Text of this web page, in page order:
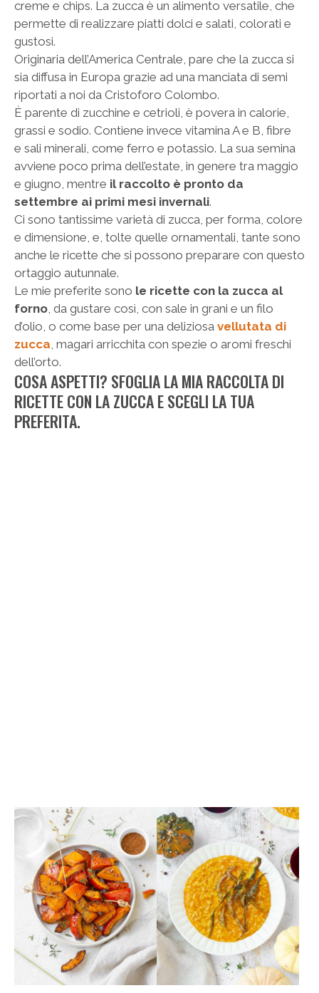
creme e chips. La zucca è un alimento versatile, che
permette di realizzare piatti dolci e salati, colorati e
gustosi.
Originaria dell’America Centrale, pare che la zucca si
sia diffusa in Europa grazie ad una manciata di semi
riportati a noi da Cristoforo Colombo.
È parente di zucchine e cetrioli, è povera in calorie,
grassi e sodio. Contiene invece vitamina A e B, fibre
e sali minerali, come ferro e potassio. La sua semina
avviene poco prima dell’estate, in genere tra maggio
e giugno, mentre il raccolto è pronto da
settembre ai primi mesi invernali.
Ci sono tantissime varietà di zucca, per forma, colore
e dimensione, e, tolte quelle ornamentali, tante sono
anche le ricette che si possono preparare con questo
ortaggio autunnale.
Le mie preferite sono le ricette con la zucca al
forno, da gustare così, con sale in grani e un filo
d’olio, o come base per una deliziosa vellutata di
zucca, magari arricchita con spezie o aromi freschi
dell’orto.
COSA ASPETTI? SFOGLIA LA MIA RACCOLTA DI
RICETTE CON LA ZUCCA E SCEGLI LA TUA
PREFERITA.